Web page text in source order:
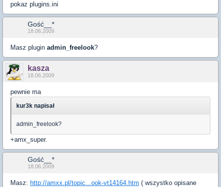
pokaz plugins.ini
Gość__*
18.06.2009
Masz plugin admin_freelook?
kasza
18.06.2009
pewnie ma
kur3k napisał
admin_freelook?
+amx_super.
Gość__*
18.06.2009
Masz: http://amxx.pl/topic...ook-vt14164.htm ( wszystko opisane